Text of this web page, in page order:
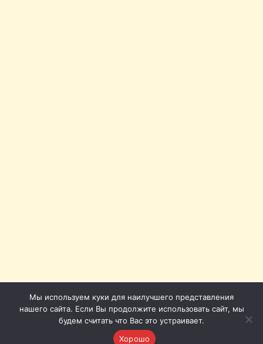
Мы используем куки для наилучшего представления
нашего сайта. Если Вы продолжите использовать сайт, мы
будем считать что Вас это устраивает.
Хорошо